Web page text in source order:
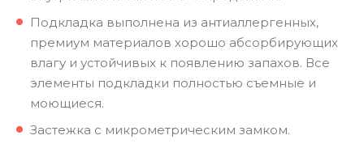
Подкладка выполнена из антиаллергенных,
премиум материалов хорошо абсорбирующих
влагу и устойчивых к появлению запахов. Все
элементы подкладки полностью съемные и
моющиеся.
Застежка с микрометрическим замком.